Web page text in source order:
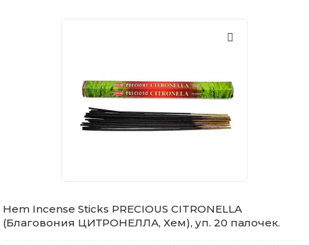
Hem Incense Sticks PRECIOUS CITRONELLA
(Благовония ЦИТРОНЕЛЛА, Хем), уп. 20 палочек.